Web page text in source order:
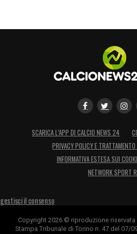
SCARICA L’APP DI CALCIO NEWS 24
PRIVACY POLICY E
INFORMATIVA ESTESA SUI
NETWORK SPORT
gestisci il consenso
Copyright 2026 © riproduzione
Stampa Tribunale di Torino n. 47 del 07/